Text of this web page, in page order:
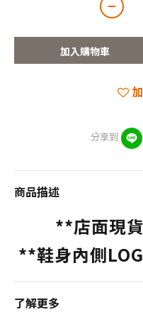
加入購物車
分享到
商品描述
**店面現
**鞋身內側
了解更多